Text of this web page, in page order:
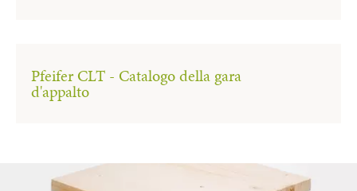
Pfeifer CLT - Catalogo della gara
d'appalto